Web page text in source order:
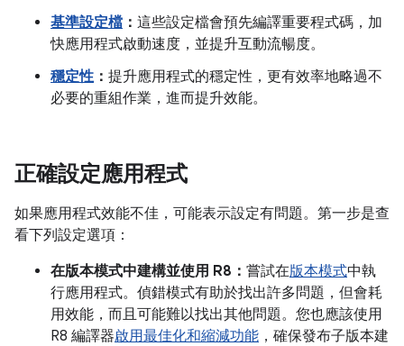
基準設定檔 ： 這些設定檔會預先編譯重要程式碼，加
快應用程式啟動速度，並提升互動流暢度。
穩定性 ： 提升應用程式的穩定性，更有效率地略過不
必要的重組作業，進而提升效能。
正確設定應用程式
如果應用程式效能不佳，可能表示設定有問題。第一步是查
看下列設定選項：
在版本模式中建構並使用 R8： 嘗試在版本模式中執
行應用程式。偵錯模式有助於找出許多問題，但會耗
用效能，而且可能難以找出其他問題。您也應該使用
R8 編譯器啟用最佳化和縮減功能 ，確保發布子版本建